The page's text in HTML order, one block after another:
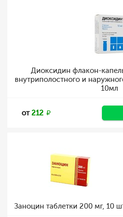
Диоксидин флакон-
внутриполостного и
10мл
от212
Заноцин таблетки 200 мг, 10